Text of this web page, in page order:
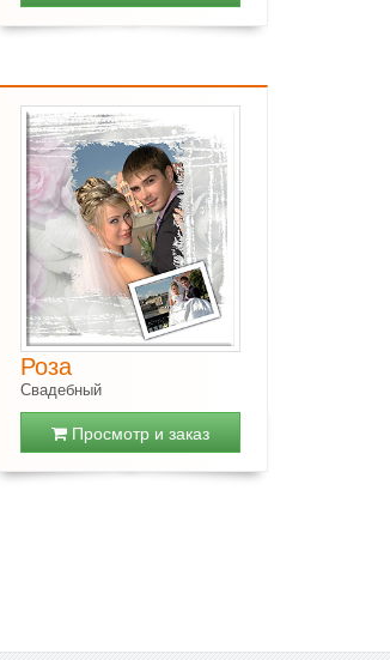
Роза
Свадебный
Просмотр и заказ